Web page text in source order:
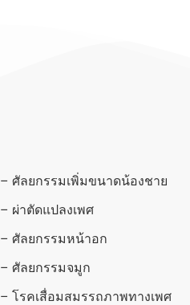
– ศัลยกรรมเพิ่มขนาดน้องชาย
– ผ่าตัดแปลงเพศ
– ศัลยกรรมหน้าอก
– ศัลยกรรมจมูก
– โรคเสื่อมสมรรถภาพทางเพศ